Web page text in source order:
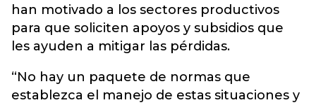
han motivado a los sectores productivos
para que soliciten apoyos y subsidios que
les ayuden a mitigar las pérdidas.
“No hay un paquete de normas que
establezca el manejo de estas situaciones y